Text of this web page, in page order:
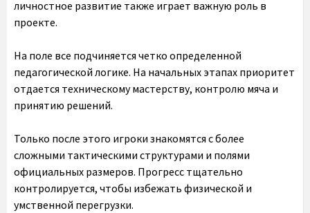
личностное развитие также играет важную роль в
проекте.
На поле все подчиняется четко определенной
педагогической логике. На начальных этапах приоритет
отдается техническому мастерству, контролю мяча и
принятию решений.
Только после этого игроки знакомятся с более
сложными тактическими структурами и полями
официальных размеров. Прогресс тщательно
контролируется, чтобы избежать физической и
умственной перегрузки.